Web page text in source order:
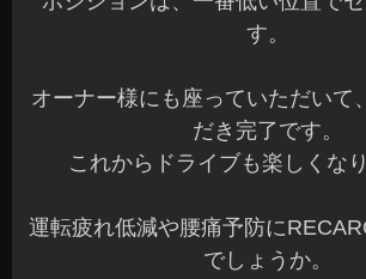
す。
オーナー様にも座っていただいて
だき完了です。
これからドライブも楽しくな
運転疲れ低減や腰痛予防に
でしょうか。